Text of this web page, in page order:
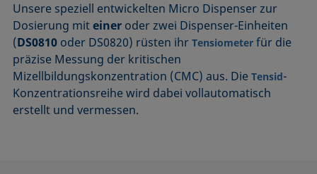
Unsere speziell entwickelten Micro Dispenser zur
Dosierung miteiner oder zwei Dispenser-Einheiten
(DS0810 oder DS0820) rüsten ihrTensiometer für die
präzise Messung der kritischen
Mizellbildungskonzentration (CMC) aus. DieTensid-
Konzentrationsreihe wird dabei vollautomatisch
erstellt und vermessen.